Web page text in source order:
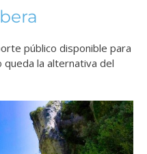
público disponible para
la alternativa del